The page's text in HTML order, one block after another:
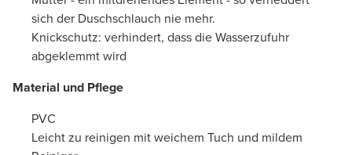
sich der Duschschlauch nie mehr.
Knickschutz: verhindert, dass die Wasserzufuhr
abgeklemmt wird
Material und Pflege
PVC
Leicht zu reinigen mit weichem Tuch und mildem